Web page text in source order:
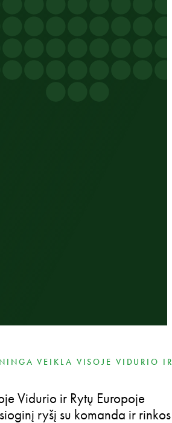
VEIKLA VISOJE VIDURIO
Vidurio ir Rytų Europoje
ryšį su komanda ir rinkos